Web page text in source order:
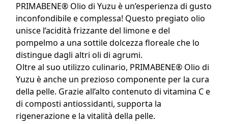
PRIMABENE® Olio di Yuzu è un’esperienza di gusto
inconfondibile e complessa! Questo pregiato olio
unisce l’acidità frizzante del limone e del
pompelmo a una sottile dolcezza floreale che lo
distingue dagli altri oli di agrumi.
Oltre al suo utilizzo culinario, PRIMABENE® Olio di
Yuzu è anche un prezioso componente per la cura
della pelle. Grazie all’alto contenuto di vitamina C e
di composti antiossidanti, supporta la
rigenerazione e la vitalità della pelle.